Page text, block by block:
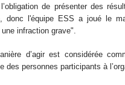
de présenter des
donc l'équipe ESS a joué le
infraction grave".
d’agir est considérée
des personnes participants à